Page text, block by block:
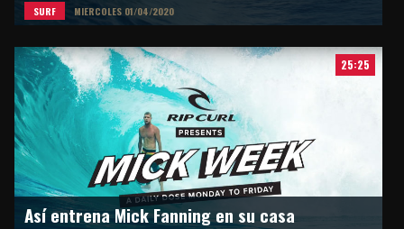
SURF MIERCOLES 01/04/2020
25:25
Así entrena Mick Fanning en su casa